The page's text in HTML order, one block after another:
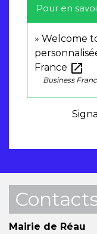
Pour en
Welcome
France open_in_new
Business
Mairie de Réau